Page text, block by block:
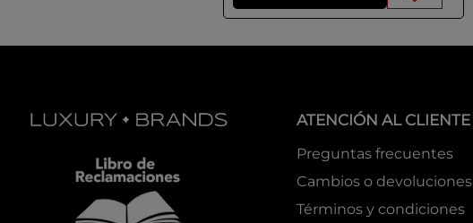
ATENCIÓN AL CLIENTE
Preguntas frecuentes
Cambios o devoluciones
Términos y condiciones